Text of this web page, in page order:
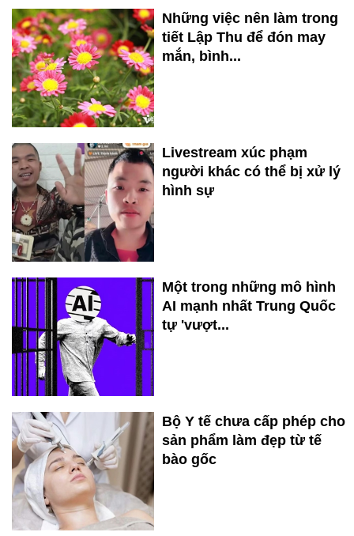
Những việc nên làm trong
tiết Lập Thu để đón may
mắn, bình...
Livestream xúc phạm
người khác có thể bị xử lý
hình sự
Một trong những mô hình
AI mạnh nhất Trung Quốc
tự 'vượt...
Bộ Y tế chưa cấp phép cho
sản phẩm làm đẹp từ tế
bào gốc